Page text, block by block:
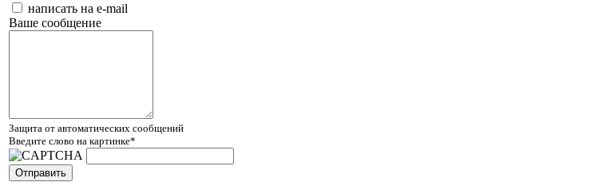
написать на e-mail
Ваше сообщение
Защита от автоматических сообщений
Введите слово на картинке*